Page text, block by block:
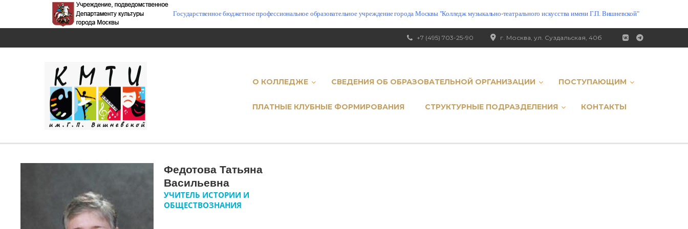
Государственное бюджетное профессиональное образовательное учреждение города Москвы "Колледж музыкально-театрального искусства имени Г.П. Вишневской"
г. Москва, ул. Суздальская, 40б
+7 (495) 703-25-90
О КОЛЛЕДЖЕ СВЕДЕНИЯ ОБ ОБРАЗОВАТЕЛЬНОЙ ОРГАНИЗАЦИИ ПОСТУПАЮЩИМ
ПЛАТНЫЕ КЛУБНЫЕ ФОРМИРОВАНИЯ СТРУКТУРНЫЕ ПОДРАЗДЕЛЕНИЯ КОНТАКТЫ
Федотова Татьяна
Васильевна
УЧИТЕЛЬ ИСТОРИИ И
ОБЩЕСТВОЗНАНИЯ